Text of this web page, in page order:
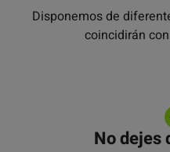
Disponemos de
coincidirán
No dejes